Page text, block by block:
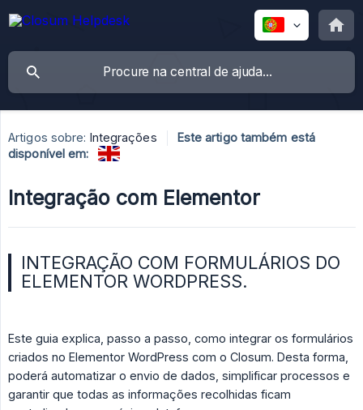
Artigos sobre: Integrações
Este artigo também está
disponível em:
Integração com Elementor
INTEGRAÇÃO COM FORMULÁRIOS DO
ELEMENTOR WORDPRESS.
Este guia explica, passo a passo, como integrar os formulários
criados no Elementor WordPress com o Closum. Desta forma,
poderá automatizar o envio de dados, simplificar processos e
garantir que todas as informações recolhidas ficam